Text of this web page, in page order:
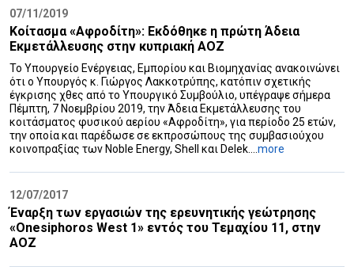
07/11/2019
Κοίτασμα «Αφροδίτη»: Εκδόθηκε η πρώτη Άδεια
Εκμετάλλευσης στην κυπριακή ΑΟΖ
Το Υπουργείο Ενέργειας, Εμπορίου και Βιομηχανίας ανακοινώνει
ότι ο Υπουργός κ. Γιώργος Λακκοτρύπης, κατόπιν σχετικής
έγκρισης χθες από το Υπουργικό Συμβούλιο, υπέγραψε σήμερα
Πέμπτη, 7 Νοεμβρίου 2019, την Άδεια Εκμετάλλευσης του
κοιτάσματος φυσικού αερίου «Αφροδίτη», για περίοδο 25 ετών,
την οποία και παρέδωσε σε εκπροσώπους της συμβασιούχου
κοινοπραξίας των Noble Energy, Shell και Delek.... more
12/07/2017
Έναρξη των εργασιών της ερευνητικής γεώτρησης
«Onesiphoros West 1» εντός του Τεμαχίου 11, στην
ΑΟΖ